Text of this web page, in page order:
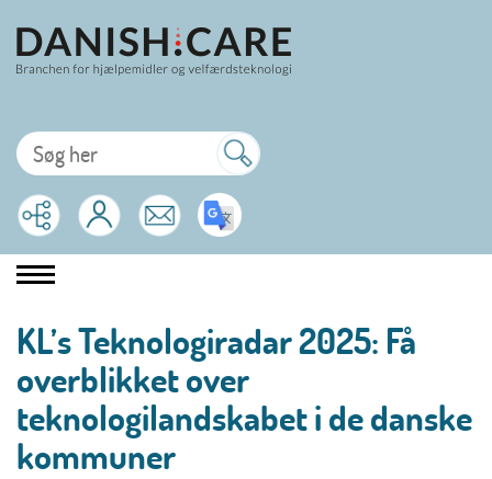
KL’s Teknologiradar 2025: Få
overblikket over
teknologilandskabet i de danske
kommuner